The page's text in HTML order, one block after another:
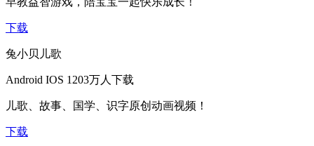
下载
兔小贝儿歌
Android IOS 1203万人下载
儿歌、故事、国学、识字原创动画视频！
下载